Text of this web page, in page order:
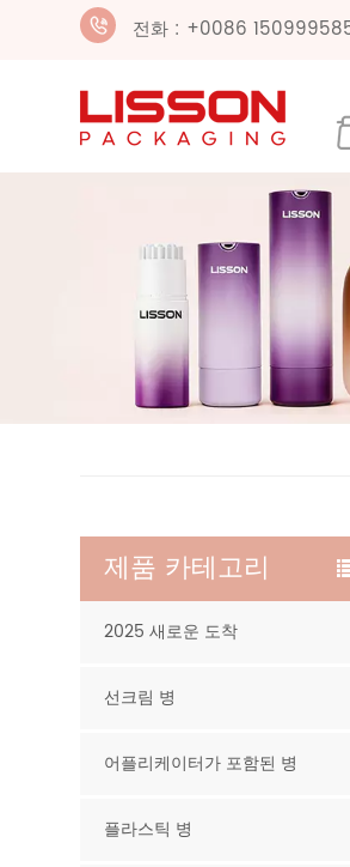
전화 : +0086
제품 카테고리
2025 새로운 도착
선크림 병
어플리케이터가 포함된 병
플라스틱 병